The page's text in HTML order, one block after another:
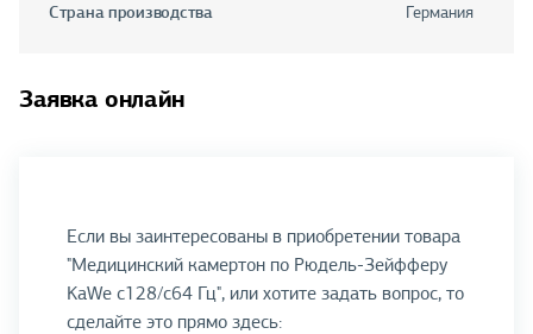
Страна производства Германия
Заявка онлайн
Если вы заинтересованы в приобретении товара
"Медицинский камертон по Рюдель-Зейфферу
KaWe c128/c64 Гц", или хотите задать вопрос, то
сделайте это прямо здесь: